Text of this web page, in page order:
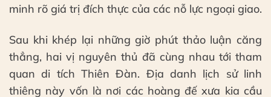
minh rõ giá trị đích thực của các nỗ lực ngoại giao.
Sau khi khép lại những giờ phút thảo luận căng
thẳng, hai vị nguyên thủ đã cùng nhau tới tham
quan di tích Thiên Đàn. Địa danh lịch sử linh
thiêng này vốn là nơi các hoàng đế xưa kia cầu